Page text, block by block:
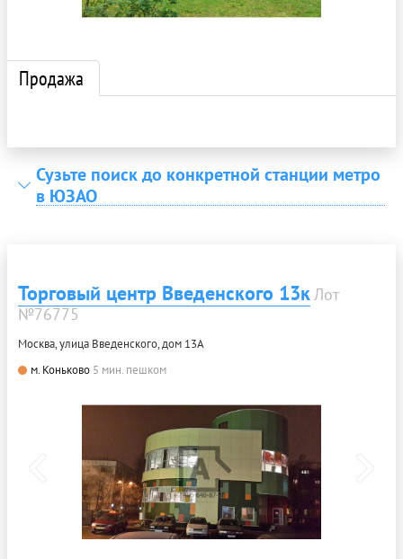
Продажа
Сузьте поиск до конкретной станции метро
в ЮЗАО
Торговый центр Введенского 13к Лот
№76775
Москва, улица Введенского, дом 13А
м. Коньково 5 мин. пешком